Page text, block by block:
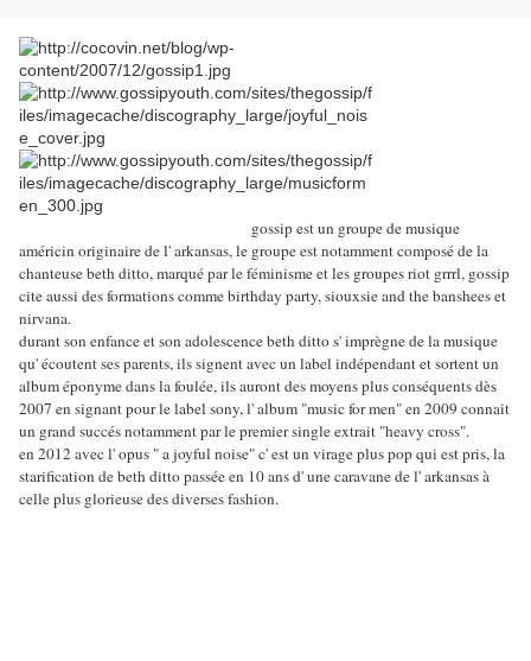
gossip est un groupe de musique
américin originaire de l' arkansas, le groupe est notamment composé de la
chanteuse beth ditto, marqué par le féminisme et les groupes riot grrrl, gossip
cite aussi des formations comme birthday party, siouxsie and the banshees et
nirvana.
durant son enfance et son adolescence beth ditto s' imprègne de la musique
qu' écoutent ses parents, ils signent avec un label indépendant et sortent un
album éponyme dans la foulée, ils auront des moyens plus conséquents dès
2007 en signant pour le label sony, l' album "music for men" en 2009 connait
un grand succés notamment par le premier single extrait "heavy cross".
en 2012 avec l' opus " a joyful noise" c' est un virage plus pop qui est pris, la
starification de beth ditto passée en 10 ans d' une caravane de l' arkansas à
celle plus glorieuse des diverses fashion.